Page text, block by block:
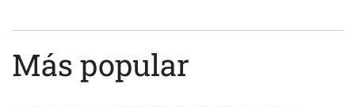
Más popular